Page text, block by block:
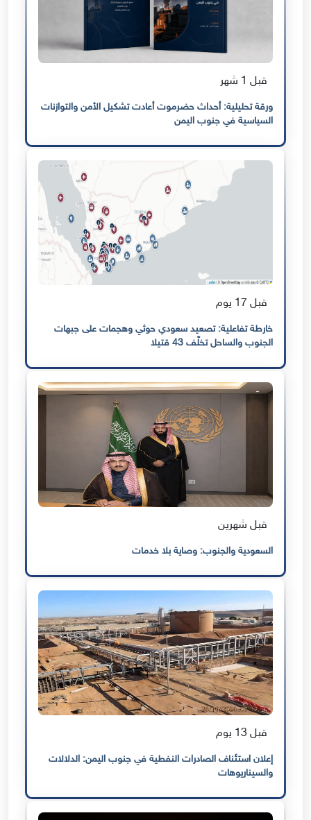
قبل 1 شهر
ورقة تحليلية: أحداث حضرموت أعادت تشكيل الأمن والتوازنات
السياسية في جنوب اليمن
قبل 17 يوم
خارطة تفاعلية: تصعيد سعودي حوثي وهجمات على جبهات
الجنوب والساحل تخلّف 43 قتيلا
قبل شهرين
السعودية والجنوب: وصاية بلا خدمات
قبل 13 يوم
إعلان استئناف الصادرات النفطية في جنوب اليمن: الدلالات
والسيناريوهات